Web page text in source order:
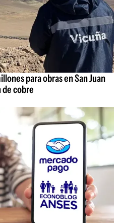
para obras en San Juan
cobre